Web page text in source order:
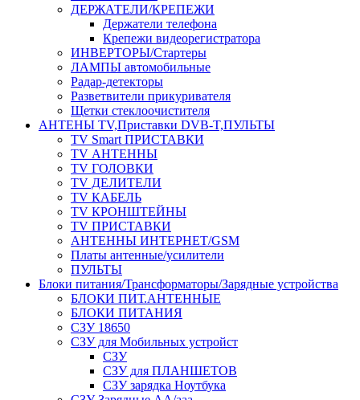
ДЕРЖАТЕЛИ/КРЕПЕЖИ
Держатели телефона
Крепежи видеорегистратора
ИНВЕРТОРЫ/Стартеры
ЛАМПЫ автомобильные
Радар-детекторы
Разветвители прикуривателя
Щетки стеклоочистителя
АНТЕНЫ ТV,Приставки DVB-T,ПУЛЬТЫ
TV Smart ПРИСТАВКИ
TV АНТЕННЫ
TV ГОЛОВКИ
TV ДЕЛИТЕЛИ
TV КАБЕЛЬ
TV КРОНШТЕЙНЫ
TV ПРИСТАВКИ
АНТЕННЫ ИНТЕРНЕТ/GSM
Платы антенные/усилители
ПУЛЬТЫ
Блоки питания/Трансформаторы/Зарядные устройства
БЛОКИ ПИТ.АНТЕННЫЕ
БЛОКИ ПИТАНИЯ
СЗУ 18650
СЗУ для Мобильных устройст
СЗУ
СЗУ для ПЛАНШЕТОВ
СЗУ зарядка Ноутбука